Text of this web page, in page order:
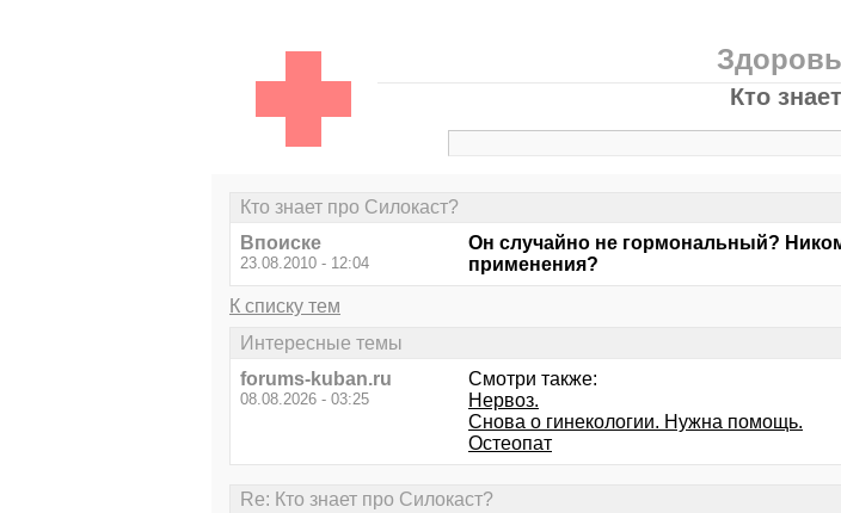
Кто
Кто знает про Силокаст?
Впоиске
23.08.2010 - 12:04
Он случайно не гормональный?
применения?
К списку тем
Интересные темы
forums-kuban.ru
08.08.2026 - 03:25
Смотри также:
Нервоз.
Снова о гинекологии. Нужна помощь.
Остеопат
Re: Кто знает про Силокаст?